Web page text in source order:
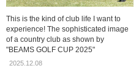
This is the kind of club life I want to
experience! The sophisticated image
of a country club as shown by
"BEAMS GOLF CUP 2025"
2025.12.08